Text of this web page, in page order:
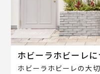
ホビーラホビーレに
ホビーラホビーレの大